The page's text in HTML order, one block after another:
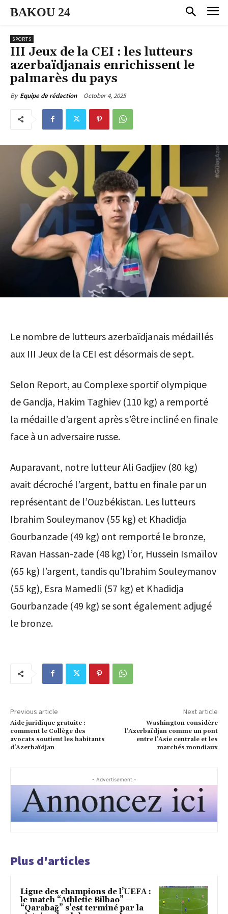
BAKOU 24
SPORTS
III Jeux de la CEI : les lutteurs
azerbaïdjanais enrichissent le
palmarès du pays
By Equipe de rédaction October 4, 2025
Le nombre de lutteurs azerbaïdjanais médaillés
aux III Jeux de la CEI est désormais de sept.
Selon Report, au Complexe sportif olympique
de Gandja, Hakim Taghiev (110 kg) a remporté
la médaille d’argent après s’être incliné en finale
face à un adversaire russe.
Auparavant, notre lutteur Ali Gadjiev (80 kg)
avait décroché l’argent, battu en finale par un
représentant de l’Ouzbékistan. Les lutteurs
Ibrahim Souleymanov (55 kg) et Khadidja
Gourbanzade (49 kg) ont remporté le bronze,
Ravan Hassan-zade (48 kg) l’or, Hussein Ismaïlov
(65 kg) l’argent, tandis qu’Ibrahim Souleymanov
(55 kg), Esra Mamedli (57 kg) et Khadidja
Gourbanzade (49 kg) se sont également adjugé
le bronze.
Previous article
Aide juridique gratuite :
comment le Collège des
avocats soutient les habitants
d’Azerbaïdjan
Next article
Washington considère
l’Azerbaïdjan comme un pont
entre l’Asie centrale et les
marchés mondiaux
- Advertisement -
Plus d'articles
Ligue des champions de l’UEFA :
le match “Athletic Bilbao” –
“Qarabağ” s’est terminé par la